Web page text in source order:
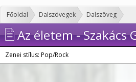
Főoldal Dalszövegek Dalszöveg
Az életem - Szakács
Zenei stílus: Pop/Rock